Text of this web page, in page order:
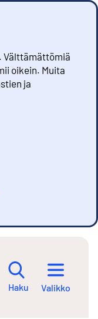
Välttämättömiä
oikein. Muita
ja
Haku Valikko